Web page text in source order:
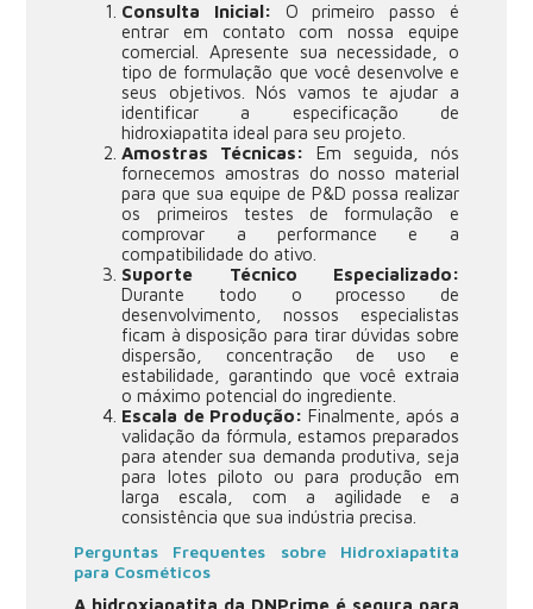
Consulta Inicial: O primeiro passo é
entrar em contato com nossa equipe
comercial. Apresente sua necessidade, o
tipo de formulação que você desenvolve e
seus objetivos. Nós vamos te ajudar a
identificar a especificação de
hidroxiapatita ideal para seu projeto.
Amostras Técnicas: Em seguida, nós
fornecemos amostras do nosso material
para que sua equipe de P&D possa realizar
os primeiros testes de formulação e
comprovar a performance e a
compatibilidade do ativo.
Suporte Técnico Especializado:
Durante todo o processo de
desenvolvimento, nossos especialistas
ficam à disposição para tirar dúvidas sobre
dispersão, concentração de uso e
estabilidade, garantindo que você extraia
o máximo potencial do ingrediente.
Escala de Produção: Finalmente, após a
validação da fórmula, estamos preparados
para atender sua demanda produtiva, seja
para lotes piloto ou para produção em
larga escala, com a agilidade e a
consistência que sua indústria precisa.
Perguntas Frequentes sobre Hidroxiapatita
para Cosméticos